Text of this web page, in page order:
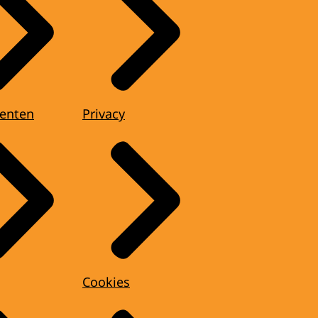
Privacy
Cookies